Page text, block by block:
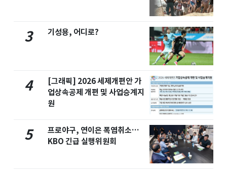
3 기성용, 어디로?
4
[그래픽] 2026 세제개편안 가
업상속공제 개편 및 사업승계지
원
5
프로야구, 연이은 폭염취소…
KBO 긴급 실행위원회